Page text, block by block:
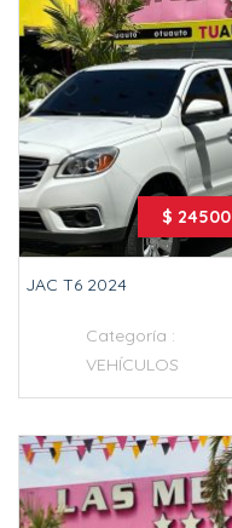
$ 24500
JAC T6 2024
Categoría :
VEHÍCULOS